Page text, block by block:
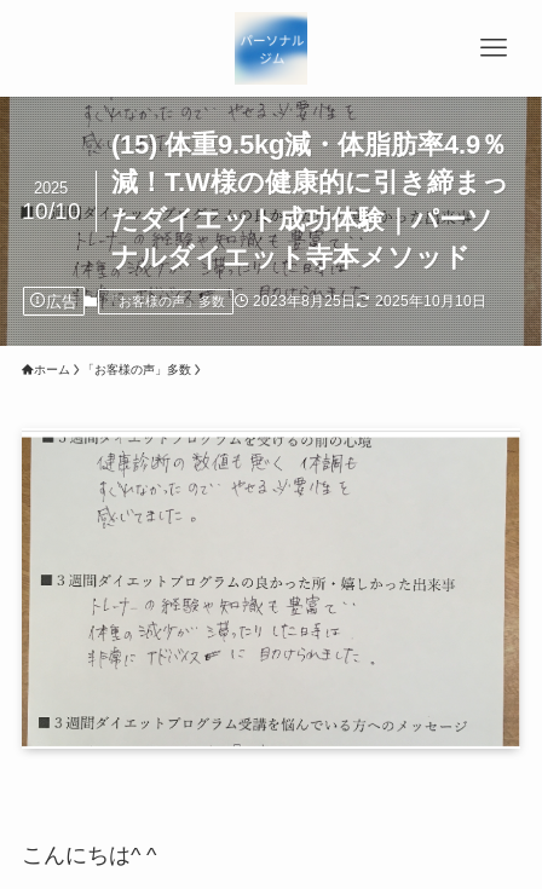
(15) 体重9.5kg減・体脂肪率4.9％
減！T.W様の健康的に引き締まっ
たダイエット成功体験｜パーソ
ナルダイエット寺本メソッド
2025
10/10
広告 「お客様の声」多数 2023年8月25日 2025年10月10日
ホーム 「お客様の声」多数
こんにちは^ ^